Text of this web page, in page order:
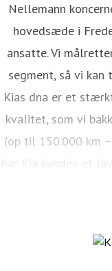
Nellemann
hovedsæde i
ansatte. Vi
segment, så vi
Kias dna er et
kvalitet, som vi
(op til 150.000 km
har Kia kunden et
Den lange